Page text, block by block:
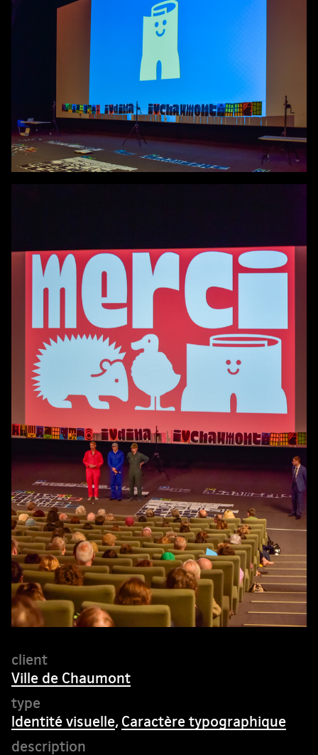
Ville de Chaumont
Identité visuelle, Caractère typographique